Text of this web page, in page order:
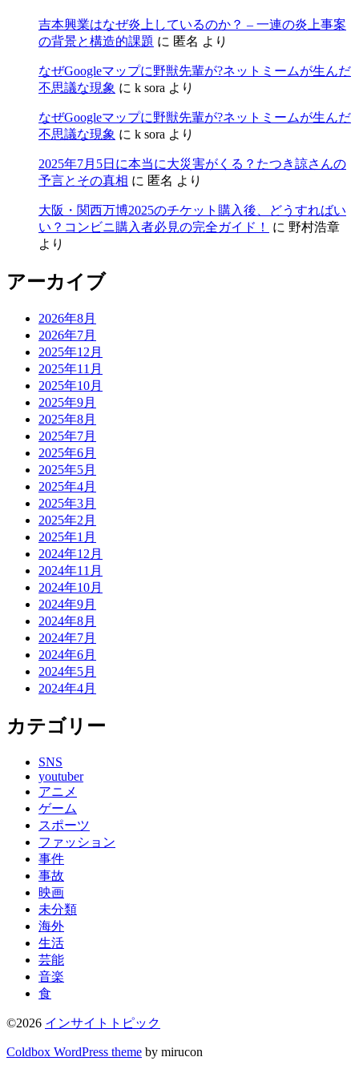
吉本興業はなぜ炎上しているのか？ – 一連の炎上事案
の背景と構造的課題 に 匿名 より
なぜGoogleマップに野獣先輩が?ネットミームが生んだ
不思議な現象 に k sora より
なぜGoogleマップに野獣先輩が?ネットミームが生んだ
不思議な現象 に k sora より
2025年7月5日に本当に大災害がくる？たつき諒さんの
予言とその真相 に 匿名 より
大阪・関西万博2025のチケット購入後、どうすればい
い？コンビニ購入者必見の完全ガイド！
に 野村浩章
より
アーカイブ
2026年8月
2026年7月
2025年12月
2025年11月
2025年10月
2025年9月
2025年8月
2025年7月
2025年6月
2025年5月
2025年4月
2025年3月
2025年2月
2025年1月
2024年12月
2024年11月
2024年10月
2024年9月
2024年8月
2024年7月
2024年6月
2024年5月
2024年4月
カテゴリー
SNS
youtuber
アニメ
ゲーム
スポーツ
ファッション
事件
事故
映画
未分類
海外
生活
芸能
音楽
食
©2026 インサイトトピック
Coldbox WordPress theme by mirucon